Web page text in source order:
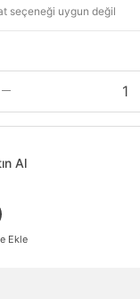
seçeneği uygun değil
Al
Ekle